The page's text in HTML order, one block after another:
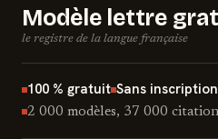
Modèle lettre
le registre de la langue française
100 % gratuit Sans inscription
2 000 modèles, 37 000